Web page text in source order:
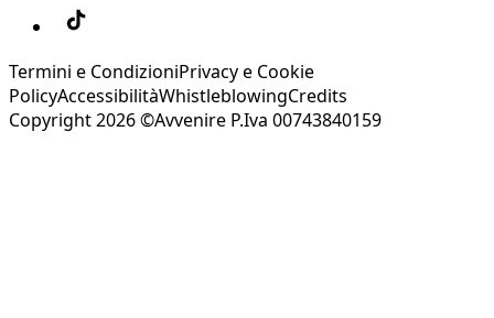
Termini e CondizioniPrivacy e Cookie
PolicyAccessibilitàWhistleblowingCredits
Copyright 2026 ©Avvenire P.Iva 00743840159